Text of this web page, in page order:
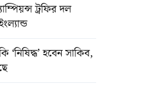
ট্রফির দল
‘নিষিদ্ধ’ হবেন সাকিব,